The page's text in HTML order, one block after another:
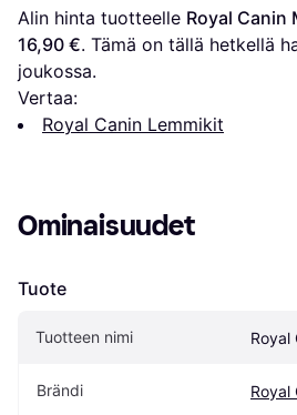
Alin hinta tuotteelle Royal Canin
16,90 €. Tämä on tällä hetkellä
joukossa.
Vertaa:
Royal Canin Lemmikit
Ominaisuudet
Tuote
Tuotteen nimi Royal
Brändi Royal